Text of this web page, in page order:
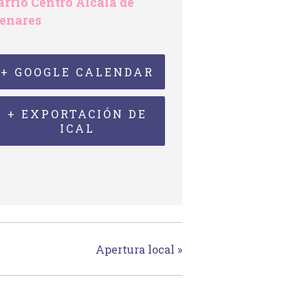
+ GOOGLE CALENDAR
+ EXPORTACIÓN DE
ICAL
Apertura local »